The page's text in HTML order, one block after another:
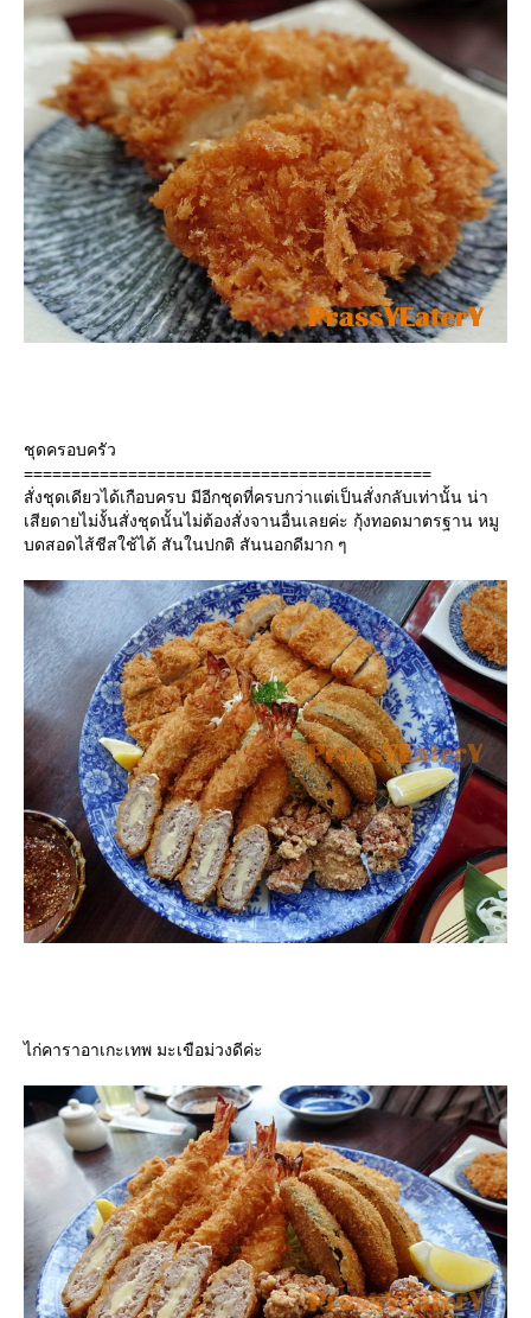
ชุดครอบครัว
===========================================
สั่งชุดเดียวได้เกือบครบ มีอีกชุดที่ครบกว่าแต่เป็นสั่งกลับเท่านั้น น่า
เสียดายไม่งั้นสั่งชุดนั้นไม่ต้องสั่งจานอื่นเลยค่ะ กุ้งทอดมาตรฐาน หมู
บดสอดไส้ชีสใช้ได้ สันในปกติ สันนอกดีมาก ๆ
ไก่คาราอาเกะเทพ มะเขือม่วงดีค่ะ